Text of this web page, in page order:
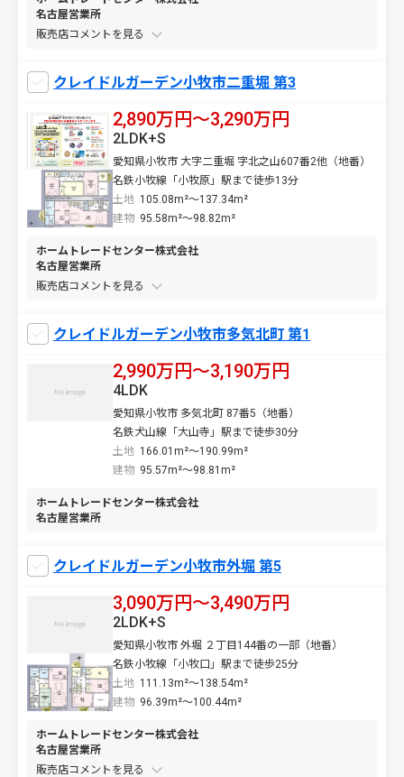
名古屋営業所
販売店コメントを
クレイドルガーデン小牧市二重堀 第3
2,890万円〜3,290万円
愛知県小牧市 大字二重堀 字北之山607番2他（地番）
名鉄小牧線「小牧原」駅まで徒歩13分
土地 105.08m²～137.34m²
2LDK+S
建物 95.58m²～98.82m²
ホームトレードセンター株式会社
名古屋営業所
販売店コメントを
クレイドルガーデン小牧市多気北町 第1
2,990万円〜3,190万円
愛知県小牧市 多気北町 87番5（地番）
名鉄犬山線「大山寺」駅まで徒歩30分
土地 166.01m²～190.99m²
4LDK
建物 95.57m²～98.81m²
ホームトレードセンター株式会社
名古屋営業所
クレイドルガーデン小牧市外堀 第5
3,090万円〜3,490万円
愛知県小牧市 外堀 ２丁目144番の一部（地番）
名鉄小牧線「小牧口」駅まで徒歩25分
土地 111.13m²～138.54m²
2LDK+S
建物 96.39m²～100.44m²
ホームトレードセンター株式会社
名古屋営業所
販売店コメントを